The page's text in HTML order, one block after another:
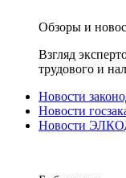
Обзоры и
Взгляд
трудового и
Новости
Новости
Новости